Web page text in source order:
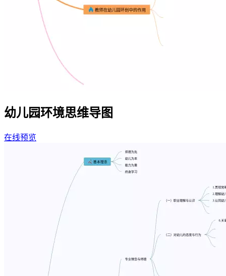
幼儿园环境思维导图
在线预览